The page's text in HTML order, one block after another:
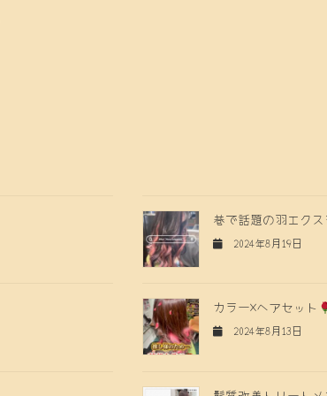
巷で話題の羽エクス
2024年8月19日
カラー×ヘアセット
2024年8月13日